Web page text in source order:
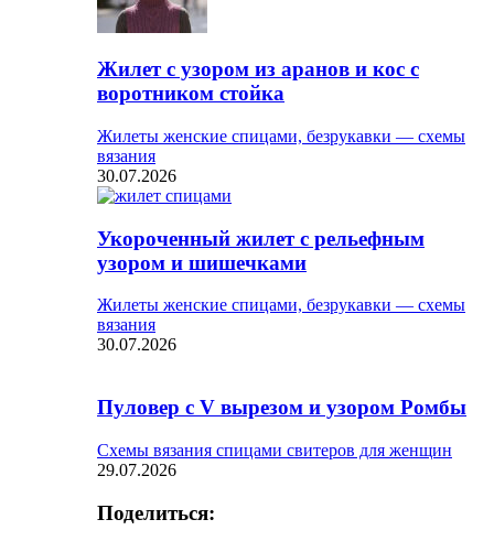
Жилет с узором из аранов и кос с
воротником стойка
Жилеты женские спицами, безрукавки — схемы
вязания
30.07.2026
Укороченный жилет с рельефным
узором и шишечками
Жилеты женские спицами, безрукавки — схемы
вязания
30.07.2026
Пуловер с V вырезом и узором Ромбы
Схемы вязания спицами свитеров для женщин
29.07.2026
Поделиться: